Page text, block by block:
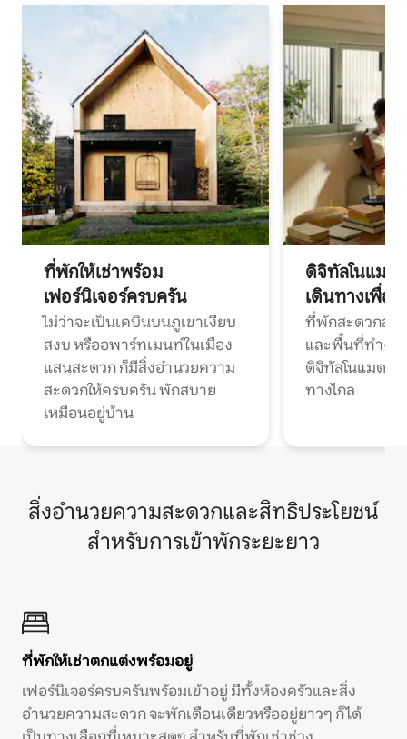
ที่พักให้เช่าพร้อม
เฟอร์นิเจอร์ครบครัน
ไม่ว่าจะเป็นเคบินบนภูเขาเงียบ
สงบ หรืออพาร์ทเมนท์ในเมือง
แสนสะดวก ก็มีสิ่งอำนวยความ
สะดวกให้ครบครัน พักสบาย
เหมือนอยู่บ้าน
ดิจิทัลโนแมด
เดินทางเพื่อ
ที่พักสะดวกสบ
และพื้นที่ทำงา
ดิจิทัลโนแมดแ
ทางไกล
สิ่งอำนวยความสะดวกและสิทธิประโยชน์
สำหรับการเข้าพักระยะยาว
ที่พักให้เช่าตกแต่งพร้อมอยู่
เฟอร์นิเจอร์ครบครันพร้อมเข้าอยู่ มีทั้งห้องครัวและสิ่ง
อำนวยความสะดวก จะพักเดือนเดียวหรืออยู่ยาวๆ ก็ได้